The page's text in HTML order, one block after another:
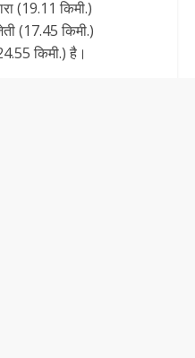
(19.11 किमी.)
(17.45 किमी.)
किमी.) है।